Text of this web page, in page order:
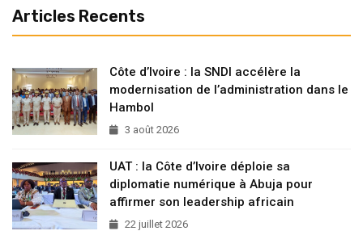
Articles Recents
Côte d’Ivoire : la SNDI accélère la
modernisation de l’administration dans le
Hambol
3 août 2026
UAT : la Côte d’Ivoire déploie sa
diplomatie numérique à Abuja pour
affirmer son leadership africain
22 juillet 2026